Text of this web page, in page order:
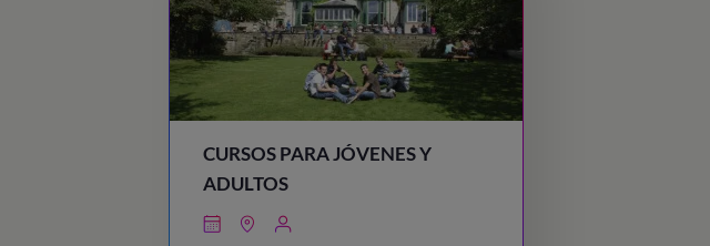
CURSOS PARA JÓVENES Y
ADULTOS